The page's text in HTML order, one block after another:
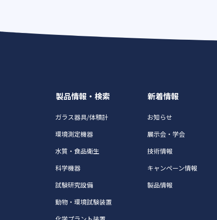
製品情報・検索
ガラス器具/体積計
環境測定機器
水質・食品衛生
科学機器
試験研究設備
動物・環境試験装置
新着情報
お知らせ
展示会・学会
技術情報
キャンペーン情報
製品情報